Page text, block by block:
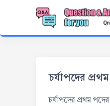
চর্যাপদের
চর্যাপদের প্রথম